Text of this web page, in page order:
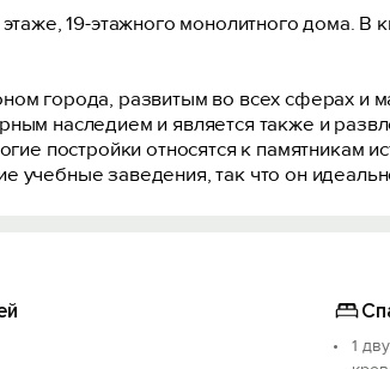
19-этажного монолитного дома. В
города, развитым во всех сферах и
наследием и является также и
постройки относятся к памятникам
заведения, так что он
1